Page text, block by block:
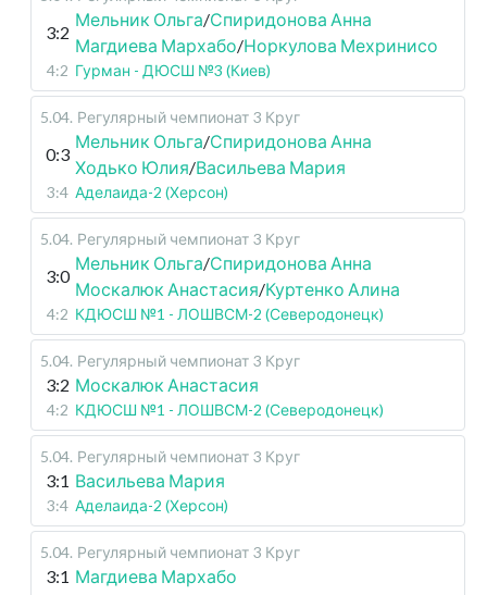
3:2
Мельник Ольга/Спиридонова Анна
Магдиева Мархабо/Норкулова Мехринисо
4:2 Гурман - ДЮСШ №3 (Киев)
5.04. Регулярный чемпионат 3 Круг
0:3
Мельник Ольга/Спиридонова Анна
Ходько Юлия/Васильева Мария
3:4 Аделаида-2 (Херсон)
5.04. Регулярный чемпионат 3 Круг
3:0
Мельник Ольга/Спиридонова Анна
Москалюк Анастасия/Куртенко Алина
4:2 КДЮСШ №1 - ЛОШВСМ-2 (Северодонецк)
5.04. Регулярный чемпионат 3 Круг
3:2 Москалюк Анастасия
4:2 КДЮСШ №1 - ЛОШВСМ-2 (Северодонецк)
5.04. Регулярный чемпионат 3 Круг
3:1 Васильева Мария
3:4 Аделаида-2 (Херсон)
5.04. Регулярный чемпионат 3 Круг
3:1 Магдиева Мархабо